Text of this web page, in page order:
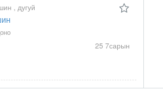
, дугуй
25 7сарын